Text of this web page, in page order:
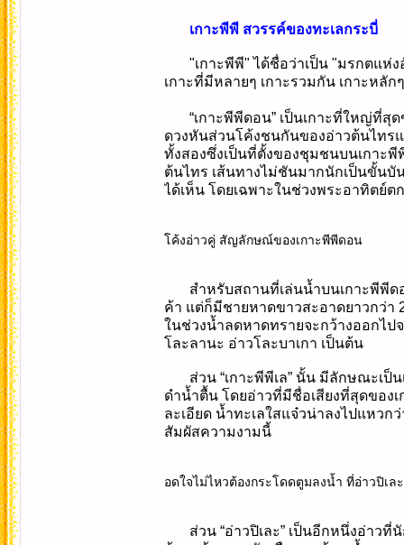
เกาะพีพี สวรรค์ของทะเลกระบี่
"เกาะพีพี" ได้ชื่อว่าเป็น "มรกตแห่
เกาะที่มีหลายๆ เกาะรวมกัน เกาะหลั
“เกาะพีพีดอน” เป็นเกาะที่ใหญ่ที่สุด
ดวงหันส่วนโค้งชนกันของอ่าวต้นไทร
ทั้งสองซึ่งเป็นที่ตั้งของชุมชนบนเกาะ
ต้นไทร เส้นทางไม่ชันมากนักเป็นขั้นบั
ได้เห็น โดยเฉพาะในช่วงพระอาทิตย์ต
โค้งอ่าวคู่ สัญลักษณ์ของเกาะพีพีดอน
สำหรับสถานที่เล่นน้ำบนเกาะพีพีด
ค้า แต่ก็มีชายหาดขาวสะอาดยาวกว่า
ในช่วงน้ำลดหาดทรายจะกว้างออกไป
โละลานะ อ่าวโละบาเกา เป็นต้น
ส่วน “เกาะพีพีเล” นั้น มีลักษณะเ
ดำน้ำตื้น โดยอ่าวที่มีชื่อเสียงที่สุดของ
ละเอียด น้ำทะเลใสแจ๋วน่าลงไปแหว
สัมผัสความงามนี้
อดใจไม่ไหวต้องกระโดดตูมลงน้ำ ที่อ่าวปิเล
ส่วน “อ่าวปิเละ” เป็นอีกหนึ่งอ่าว